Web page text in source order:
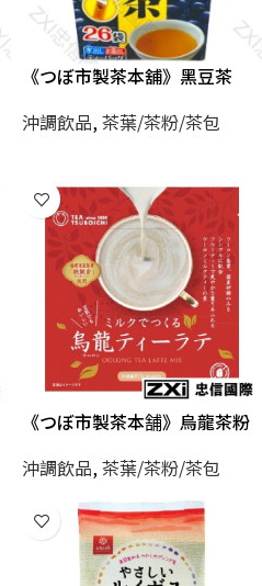
《つぼ市製茶本舖》黑豆茶
沖調飲品,茶葉/茶粉/茶包
《つぼ市製茶本舗》烏龍茶粉
沖調飲品,茶葉/茶粉/茶包